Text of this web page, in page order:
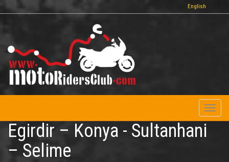
Παράκαμψη
προς
περιεχόμενο
English
Egirdir – Konya - Sultanhani
– Selime